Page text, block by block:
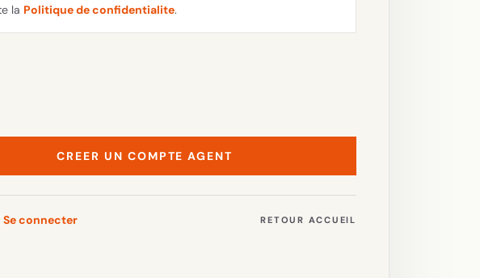
la Politique de confidentialite.
CREER UN COMPTE AGENT
Se connecter RETOUR ACCUEIL